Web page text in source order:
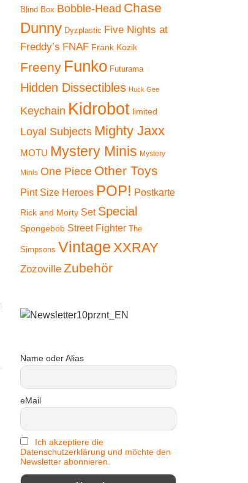
SALE 15%
Blind Box Bobble-Head Chase
Dunny Dyzplastic Five Nights at
Freddy’s FNAF Frank Kozik
Freeny Funko Futurama
Hidden Dissectibles Huck Gee
Keychain Kidrobot limited
Loyal Subjects Mighty Jaxx
MOTU Mystery Minis Mystery
Minis One Piece Other Toys
Pint Size Heroes POP! Postkarte
Rick and Morty Set Special
Spongebob Street Fighter The
Simpsons Vintage XXRAY
Zozoville Zubehör
Name oder Alias
eMail
Ich akzeptiere die
Datenschutzerklärung und möchte den
Newsletter abonnieren.